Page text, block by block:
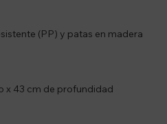
(PP) y patas en madera
x 43 cm de profundidad